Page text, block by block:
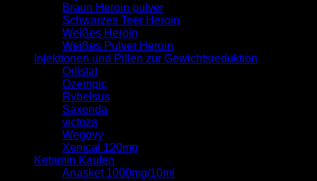
Braun Heroin pulver
Schwarzes Teer Heroin
Weißes Heroin
Weißes Pulver Heroin
Injektionen und Pillen zur Gewichtsreduktion
Orlistat
Ozempic
Rybelsus
Saxenda
victoza
Wegovy
Xenical 120mg
Ketamin Kaufen
Anasket 1000mg/10ml